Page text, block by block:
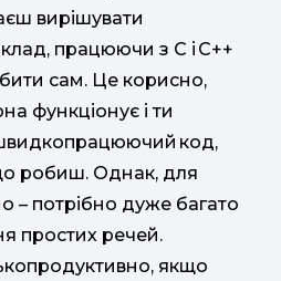
вирішувати
працюючи з С і С++
сам. Це корисно,
функціонує і ти
код,
робиш. Однак, для
– потрібно дуже багато
простих речей.
якщо